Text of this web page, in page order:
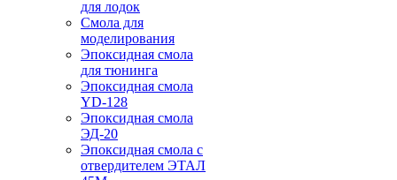
для лодок
Смола для
моделирования
Эпоксидная смола
для тюнинга
Эпоксидная смола
YD-128
Эпоксидная смола
ЭД-20
Эпоксидная смола с
отвердителем ЭТАЛ